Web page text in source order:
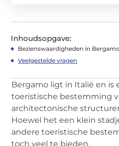
Inhoudsopgave:
Bezienswaardigheden in Bergamo
Veelgestelde vragen
Bergamo ligt in Italië en is
toeristische bestemming
architectonische
Hoewel het een klein
andere toeristische
toch veel te bieden.